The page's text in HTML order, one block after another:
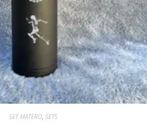
SET MATERO, SETS